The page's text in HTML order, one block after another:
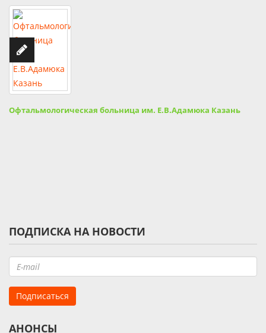
Офтальмологическая больница им. Е.В.Адамюка Казань
ПОДПИСКА НА НОВОСТИ
АНОНСЫ